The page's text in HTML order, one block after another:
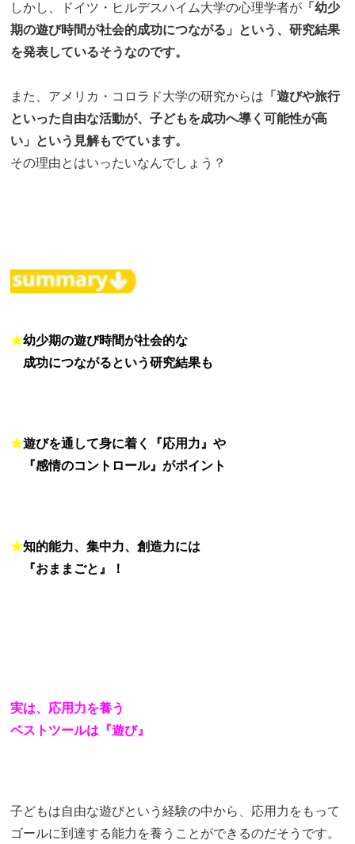
しかし、ドイツ・ヒルデスハイム大学の心理学者が 「幼少
期の遊び時間が社会的成功につながる」という、研究結果
を発表しているそうなのです。
また、アメリカ・コロラド大学の研究からは 「遊びや旅行
といった自由な活動が、子どもを成功へ導く可能性が高
い」という見解もでています。
その理由とはいったいなんでしょう？
★幼少期の遊び時間が社会的な
成功につながるという研究結果も
★遊びを通して身に着く『応用力』や
『感情のコントロール』がポイント
★知的能力、集中力、創造力には
『おままごと』！
実は、応用力を養う
ベストツールは『遊び』
子どもは自由な遊びという経験の中から、応用力をもって
ゴールに到達する能力を養うことができるのだそうです。